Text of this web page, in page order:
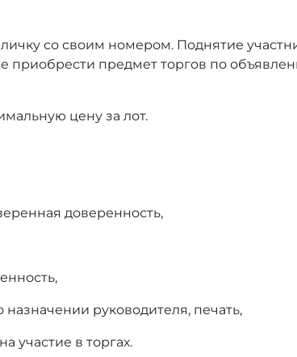
со своим номером. Поднятие
приобрести предмет торгов по
цену за лот.
доверенность,
руководителя, печать,
участие в торгах.